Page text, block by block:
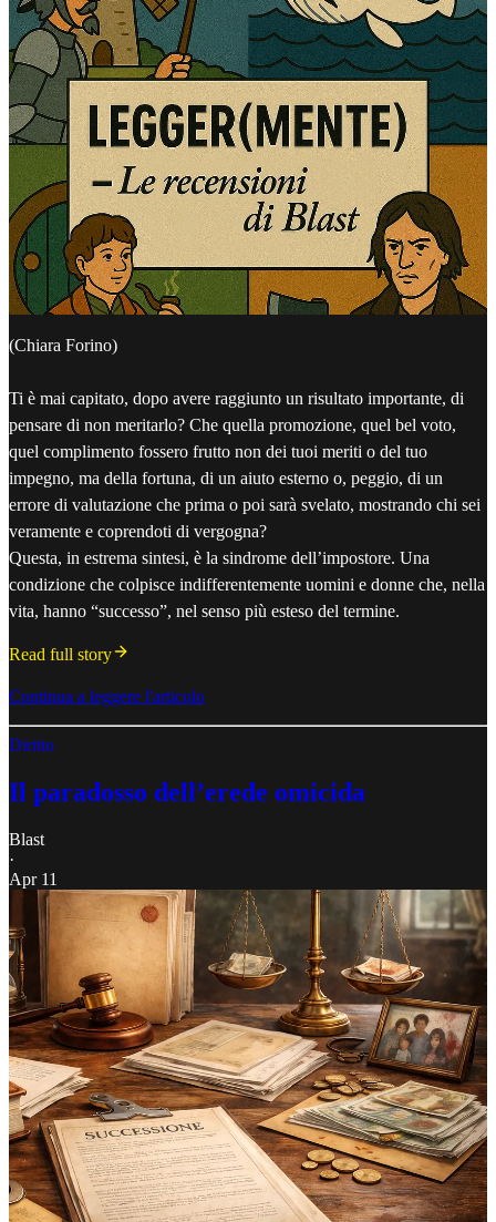
(Chiara Forino)
Ti è mai capitato, dopo avere raggiunto un risultato importante, di
pensare di non meritarlo? Che quella promozione, quel bel voto,
quel complimento fossero frutto non dei tuoi meriti o del tuo
impegno, ma della fortuna, di un aiuto esterno o, peggio, di un
errore di valutazione che prima o poi sarà svelato, mostrando chi sei
veramente e coprendoti di vergogna?
Questa, in estrema sintesi, è la sindrome dell’impostore. Una
condizione che colpisce indifferentemente uomini e donne che, nella
vita, hanno “successo”, nel senso più esteso del termine.
Read full story
Continua a leggere l'articolo
Diritto
Il paradosso dell’erede omicida
Blast
·
Apr 11